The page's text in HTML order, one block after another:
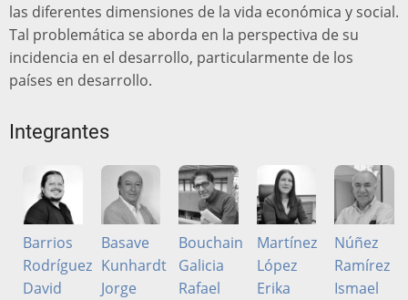
las diferentes dimensiones de la vida económica y social.
Tal problemática se aborda en la perspectiva de su
incidencia en el desarrollo, particularmente de los
países en desarrollo.
Integrantes
Barrios
Rodríguez
David
Basave
Kunhardt
Jorge
Bouchain
Galicia
Rafael
Martínez
López
Erika
Núñez
Ramírez
Ismael